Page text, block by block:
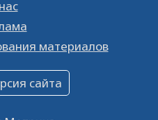
61035
материалов
сайта